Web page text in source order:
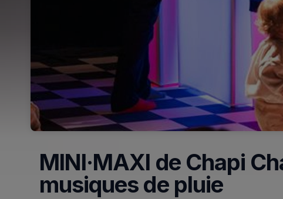
MINI·MAXI de Chapi
musiques de pluie